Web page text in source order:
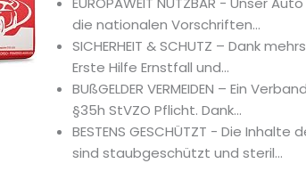
die nationalen Vorschriften...
SICHERHEIT & SCHUTZ – Dank
Erste Hilfe Ernstfall und...
BUßGELDER VERMEIDEN – Ein
§35h StVZO Pflicht. Dank...
BESTENS GESCHÜTZT - Die
sind staubgeschützt und steril...